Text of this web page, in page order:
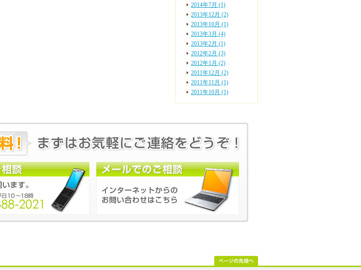
2014年7月 (1)
2013年12月 (2)
2013年10月 (1)
2013年3月 (4)
2013年2月 (1)
2012年2月 (3)
2012年1月 (2)
2011年12月 (2)
2011年11月 (1)
2011年10月 (1)